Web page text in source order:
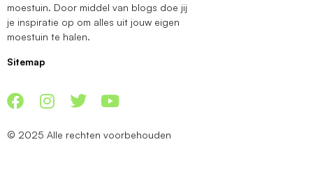
moestuin. Door middel van blogs doe jij
je inspiratie op om alles uit jouw eigen
moestuin te halen.
Sitemap
© 2025 Alle rechten voorbehouden